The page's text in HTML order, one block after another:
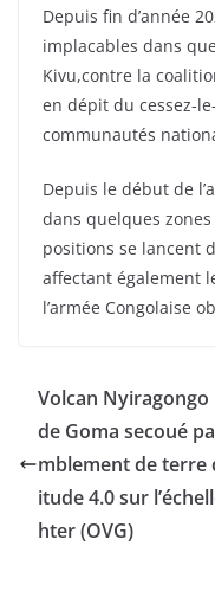
Depuis fin d’année
implacables dans
Kivu,contre la
en dépit du cessez-
communautés
Depuis le début de
dans quelques
positions se lancent
affectant également
l’armée Congolaise
Volcan Nyiragongo
de Goma secoué
mblement de terre
itude 4.0 sur
hter (OVG)